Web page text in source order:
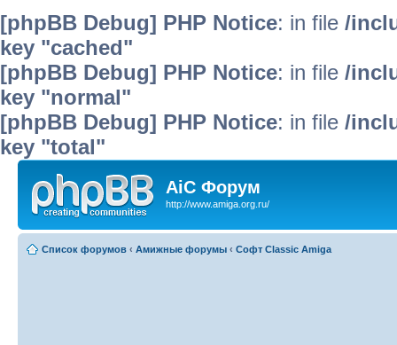
[phpBB Debug] PHP Notice: in file /
key "cached"
[phpBB Debug] PHP Notice: in file /
key "normal"
[phpBB Debug] PHP Notice: in file /
key "total"
AiC Форум
http://www.amiga.org.ru/
Список форумов ‹ Амижные форумы ‹ Софт Classic Amiga